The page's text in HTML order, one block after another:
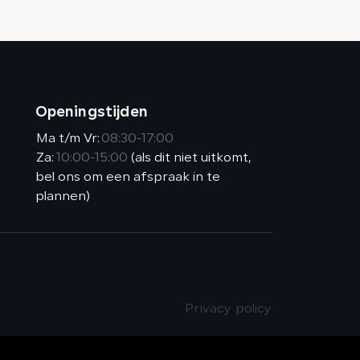
Openingstijden
Ma t/m Vr: 08:30-17:00
Za:
10:00-15:00 (als dit niet uitkomt,
bel ons om een afspraak in te
plannen)
Privacy policy